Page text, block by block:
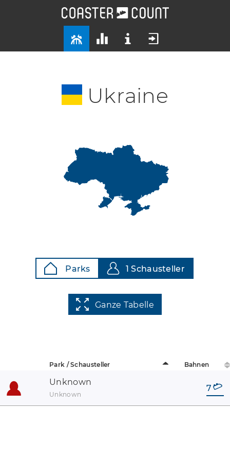
Ukraine
Parks 1 Schausteller
Ganze Tabelle
Park / Schausteller Bahnen
Unknown
Unknown
7